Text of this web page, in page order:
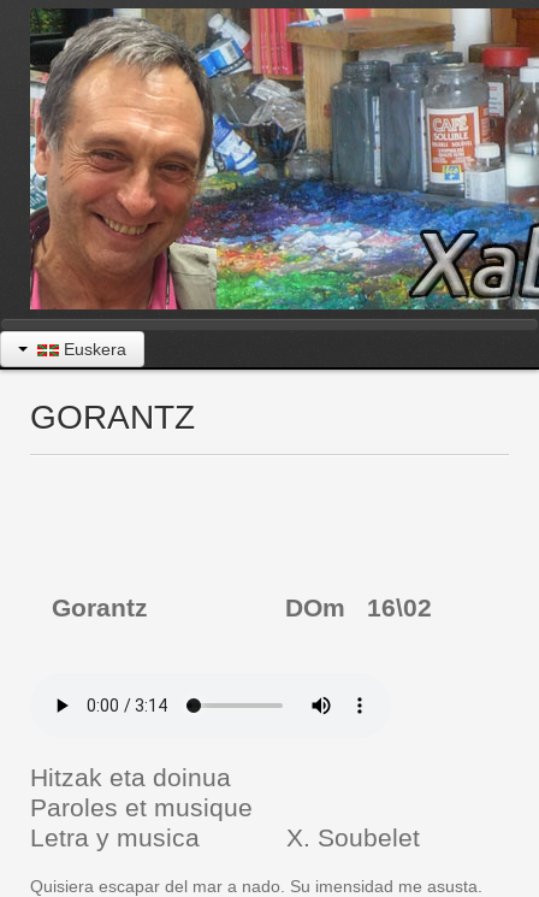
Euskera
GORANTZ
Gorantz DOm 16\02
Hitzak eta doinua
Paroles et musique
Letra y musica X. Soubelet
Quisiera escapar del mar a nado. Su imensidad me asusta.